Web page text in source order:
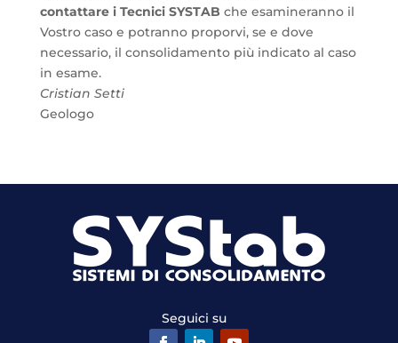
contattare i Tecnici SYSTAB che esamineranno il
Vostro caso e potranno proporvi, se e dove
necessario, il consolidamento più indicato al caso
in esame.
Cristian Setti
Geologo
Seguici su